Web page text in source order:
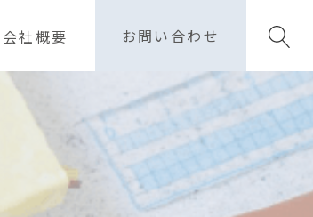
会社概要 お問い合わせ